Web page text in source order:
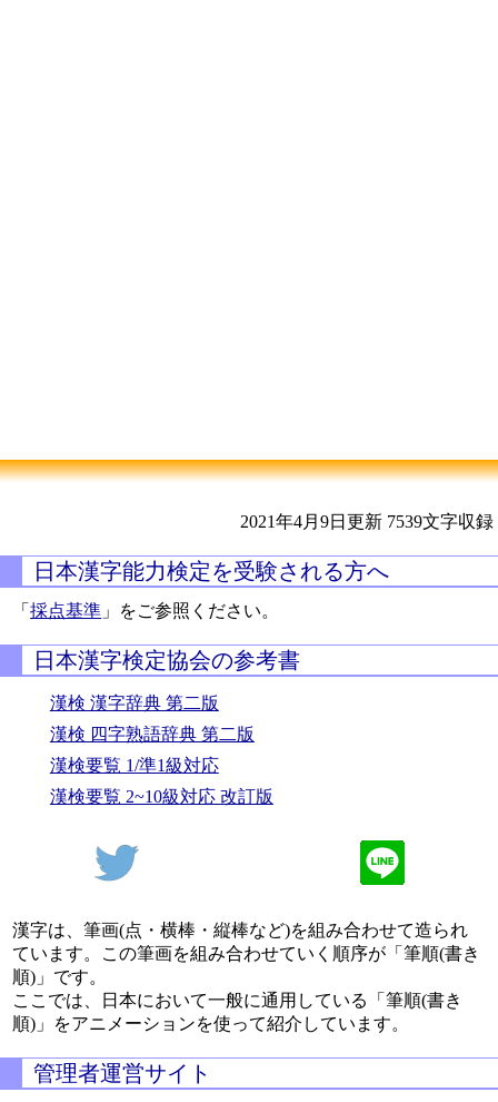
2021年4月9日更新 7539文字収録
日本漢字能力検定を受験される方へ
「採点基準 」をご参照ください。
日本漢字検定協会の参考書
漢検 漢字辞典 第二版
漢検 四字熟語辞典 第二版
漢検要覧 1/準1級対応
漢検要覧 2~10級対応 改訂版
漢字は、筆画(点・横棒・縦棒など)を組み合わせて造られ
ています。この筆画を組み合わせていく順序が「筆順(書き
順)」です。
ここでは、日本において一般に通用している「筆順(書き
順)」をアニメーションを使って紹介しています。
管理者運営サイト